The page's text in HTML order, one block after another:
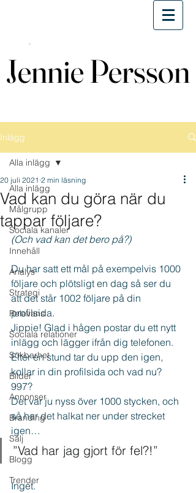
Jennie Persson
Jennie Persson
Inlägg
Alla inlägg
Målgrupp
Sociala kanaler
Innehåll
Analys
Strategi
Relevans
Sociala relationer
Sökbarhet
Bilder
Annonser
Branding
Sälj
Blogg
Trender
Alla inlägg
Vad kan du göra när du
tappar följare?
20 juli 2021 2 min läsning
(Och vad kan det bero på?)
Du har satt ett mål på exempelvis 1000
följare och plötsligt en dag så ser du
att det står 1002 följare på din
profilsida.
Jippie! Glad i hågen postar du ett nytt
inlägg och lägger ifrån dig telefonen.
Efter en stund tar du upp den igen,
kollar in din profilsida och vad nu?
997?
Det var ju nyss över 1000 stycken, och
så har det halkat ner under strecket
igen…
”Vad har jag gjort för fel?!”
Inget.